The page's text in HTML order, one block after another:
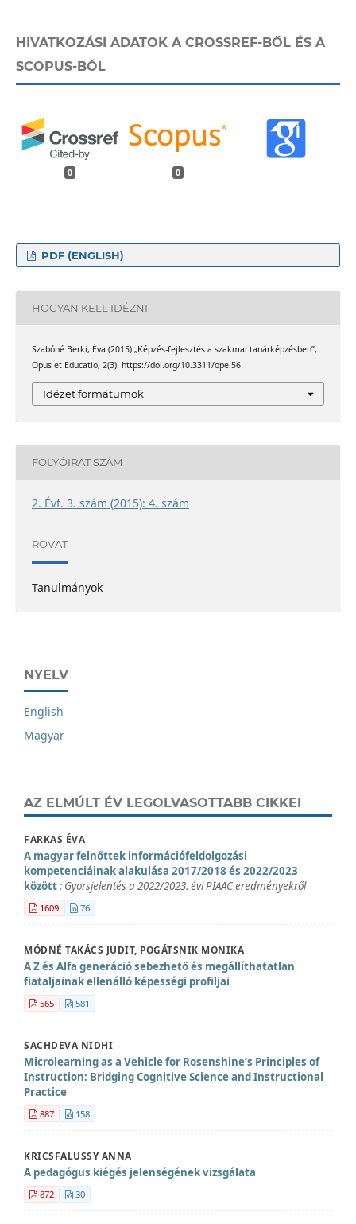
HIVATKOZÁSI ADATOK A CROSSREF-BŐL ÉS A
SCOPUS-BÓL
0 0
PDF (ENGLISH)
HOGYAN KELL IDÉZNI
Szabóné Berki, Éva (2015) „Képzés-fejlesztés a szakmai tanárképzésben”,
Opus et Educatio, 2(3). https://doi.org/10.3311/ope.56
Idézet formátumok
FOLYÓIRAT SZÁM
2. Évf. 3. szám (2015): 4. szám
ROVAT
Tanulmányok
NYELV
English
Magyar
AZ ELMÚLT ÉV LEGOLVASOTTABB CIKKEI
FARKAS ÉVA
A magyar felnőttek információfeldolgozási
kompetenciáinak alakulása 2017/2018 és 2022/2023
között: Gyorsjelentés a 2022/2023. évi PIAAC eredményekről
1609 76
MÓDNÉ TAKÁCS JUDIT, POGÁTSNIK MONIKA
A Z és Alfa generáció sebezhető és megállíthatatlan
fiataljainak ellenálló képességi profiljai
565 581
SACHDEVA NIDHI
Microlearning as a Vehicle for Rosenshine’s Principles of
Instruction: Bridging Cognitive Science and Instructional
Practice
887 158
KRICSFALUSSY ANNA
A pedagógus kiégés jelenségének vizsgálata
872 30